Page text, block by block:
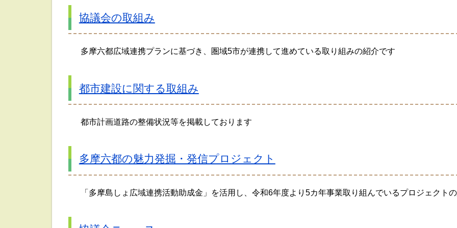
協議会の取組み
多摩六都広域連携プランに基づき、圏域5市が連携して進めている取り組みの紹介です
都市建設に関する取組み
都市計画道路の整備状況等を掲載しております
多摩六都の魅力発掘・発信プロジェクト
「多摩島しょ広域連携活動助成金」を活用し、令和6年度より5カ年事業取り組んでいるプロジェクト